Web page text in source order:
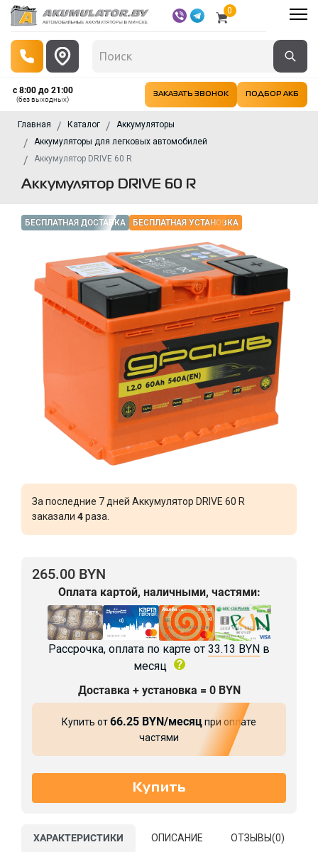
0
с 8:00 до 21:00
(без выходных)
ЗАКАЗАТЬ ЗВОНОК ПОДБОР АКБ
Главная Каталог
Аккумуляторы
Аккумуляторы для легковых автомобилей
Аккумулятор DRIVE 60 R
Аккумулятор DRIVE 60 R
БЕСПЛАТНАЯ ДОСТАВКА БЕСПЛАТНАЯ УСТАНОВКА
За последние 7 дней Аккумулятор DRIVE 60 R
заказали 4раза.
265.00 BYN
Оплата картой, наличными, частями:
Рассрочка, оплата по карте от 33.13 BYN в
месяц
Доставка + установка = 0 BYN
Купить от66.25 BYN/месяцпри оплате
частями
ХАРАКТЕРИСТИКИ ОПИСАНИЕ ОТЗЫВЫ(0)